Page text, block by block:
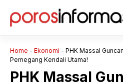
Home - Ekonomi - PHK Massal
Pemegang Kendali Utama!
PHK Massal